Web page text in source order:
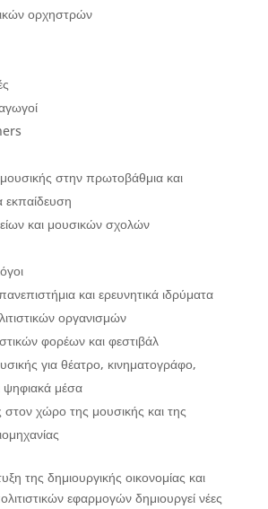
ορχηστρών
μουσικής στην πρωτοβάθμια και
εκπαίδευση
και μουσικών σχολών
και ερευνητικά ιδρύματα
οργανισμών
φορέων και φεστιβάλ
για θέατρο, κινηματογράφο,
ψηφιακά μέσα
στον χώρο της μουσικής και της
της δημιουργικής οικονομίας και
εφαρμογών δημιουργεί νέες